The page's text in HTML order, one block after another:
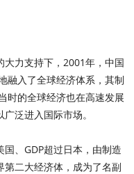
力支持下，2001年，中国
融入了全球经济体系，其制
时的全球经济也在高速发展
泛进入国际市场。
、GDP超过日本，由制造
二大经济体，成为了名副